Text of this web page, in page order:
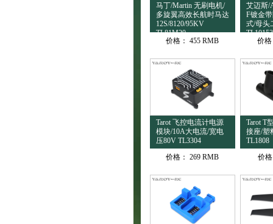
马丁/Martin 无刷电机/
多旋翼高效长航时马达
12S/8120/95KV
TL81M20
价格： 455 RMB
艾迈斯/
F镀金
式/母头
TL10153
价
Tarot 飞控电流计电源
模块/10A大电流/宽电
压80V TL3304
价格： 269 RMB
Tarot T
接座/塑
TL1808
价